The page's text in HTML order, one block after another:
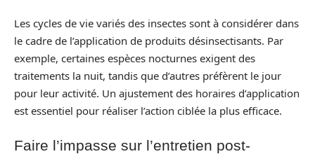
Les cycles de vie variés des insectes sont à considérer dans
le cadre de l’application de produits désinsectisants. Par
exemple, certaines espèces nocturnes exigent des
traitements la nuit, tandis que d’autres préfèrent le jour
pour leur activité. Un ajustement des horaires d’application
est essentiel pour réaliser l’action ciblée la plus efficace.
Faire l’impasse sur l’entretien post-